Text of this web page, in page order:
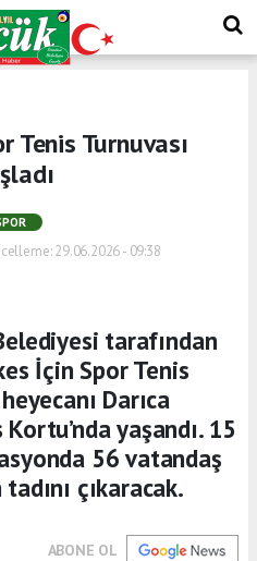
Tenis Turnuvası
29.06.2026 - 09:38
tarafından
İçin Spor Tenis
Darıca
yaşandı. 15
56 vatandaş
çıkaracak.
ABONE OL